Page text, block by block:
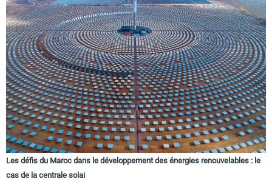
Les défis du Maroc dans le développement des énergies renouvelables : le
cas de la centrale solai